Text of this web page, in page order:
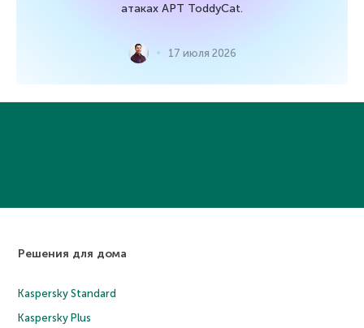
атаках APT ToddyCat.
17 июля 2026
Решения для дома
Kaspersky Standard
Kaspersky Plus